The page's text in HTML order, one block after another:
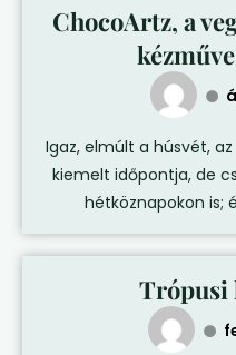
ChocoArtz, a
Igaz, elmúlt a húsvét,
kiemelt időpontja, de
hétköznapokon is;
Trópusi